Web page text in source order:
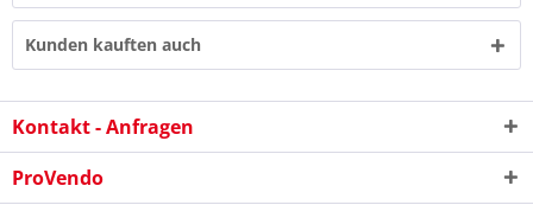
Kunden kauften auch
Kontakt - Anfragen
ProVendo